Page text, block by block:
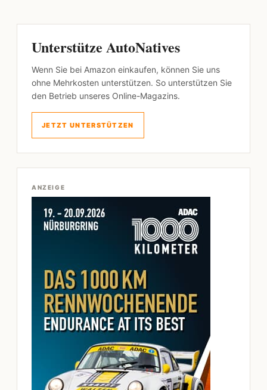
Unterstütze AutoNatives
Wenn Sie bei Amazon einkaufen, können Sie uns
ohne Mehrkosten unterstützen. So unterstützen Sie
den Betrieb unseres Online-Magazins.
JETZT UNTERSTÜTZEN
ANZEIGE